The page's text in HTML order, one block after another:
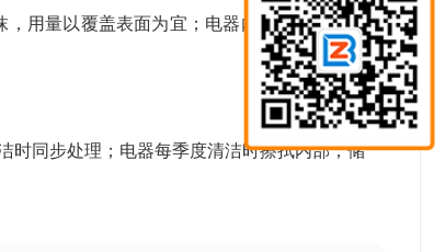
，用量以覆盖表面为宜；电器内部用湿巾蘸取
时同步处理；电器每季度清洁时擦拭内部；储